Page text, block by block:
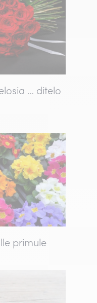
… ditelo
primule